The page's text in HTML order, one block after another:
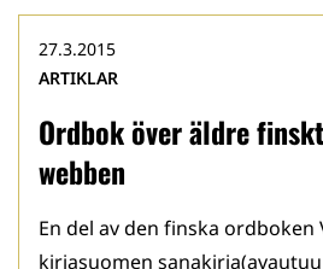
Ordbok över äldre
webben
27.3.2015
ARTIKLAR
En del av den finska ordboken
kirjasuomen